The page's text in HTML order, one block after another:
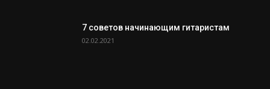
7 советов начинающим гитаристам
02.02.2021